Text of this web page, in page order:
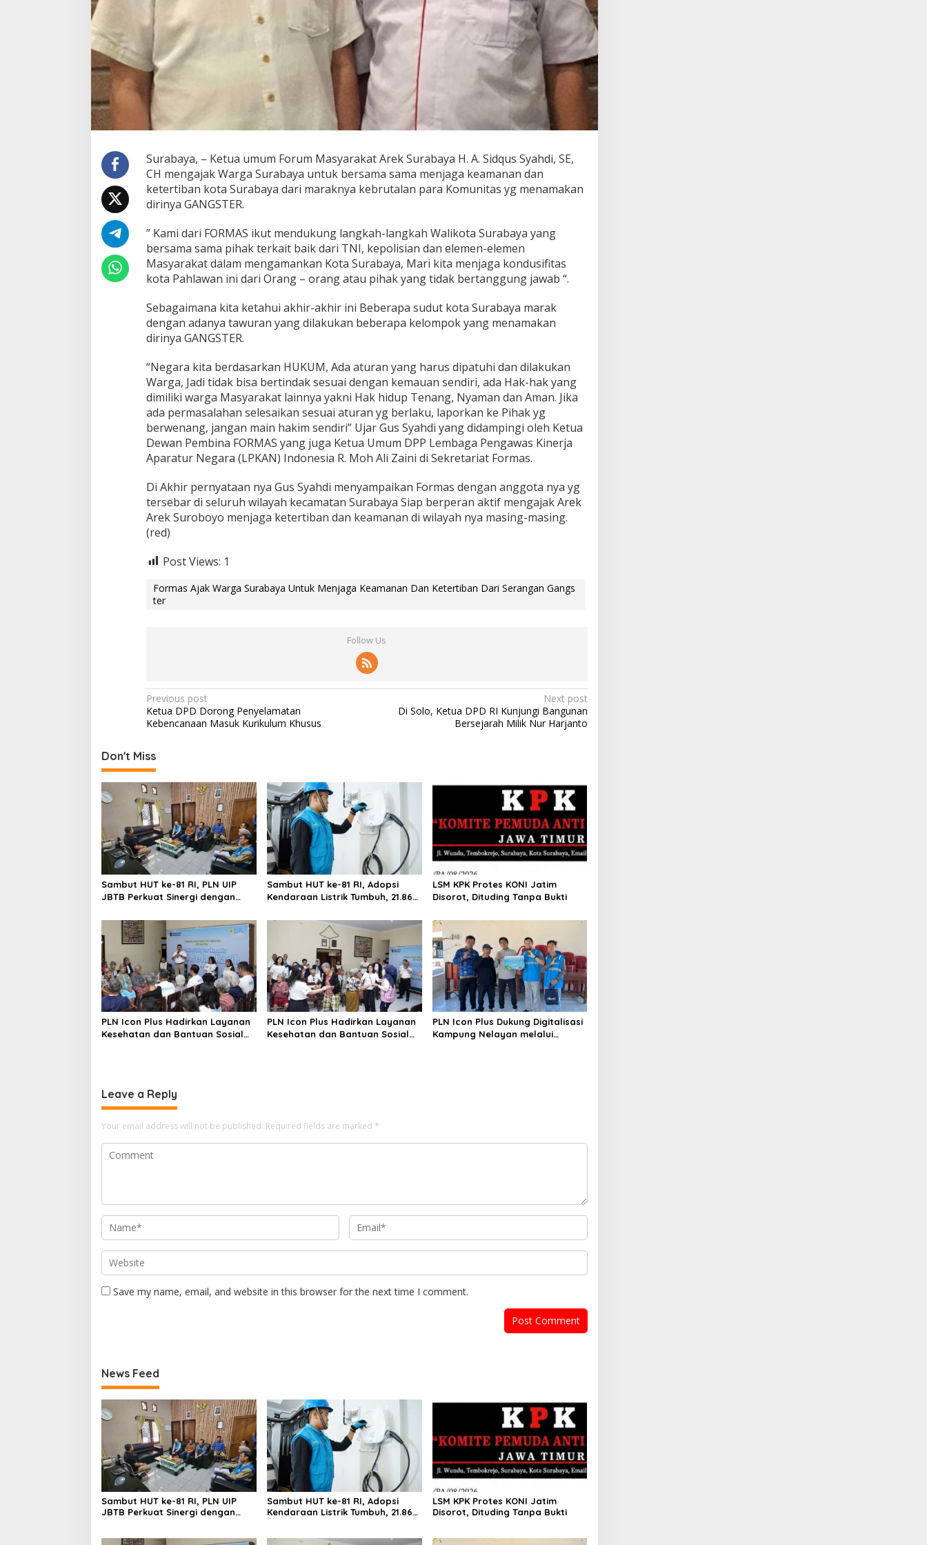
m
a
n
a
e
e
r
t
i
b
n
D
a
r
i
e
r
a
n
a
G
a
n
g
s
t
r
Surabaya, – Ketua umum Forum Masyarakat Arek Surabaya H. A. Sidqus Syahdi, SE,
CH mengajak Warga Surabaya untuk bersama sama menjaga keamanan dan
ketertiban kota Surabaya dari maraknya kebrutalan para Komunitas yg menamakan
dirinya GANGSTER.
” Kami dari FORMAS ikut mendukung langkah-langkah Walikota Surabaya yang
bersama sama pihak terkait baik dari TNI, kepolisian dan elemen-elemen
Masyarakat dalam mengamankan Kota Surabaya, Mari kita menjaga kondusifitas
kota Pahlawan ini dari Orang – orang atau pihak yang tidak bertanggung jawab “.
Sebagaimana kita ketahui akhir-akhir ini Beberapa sudut kota Surabaya marak
dengan adanya tawuran yang dilakukan beberapa kelompok yang menamakan
dirinya GANGSTER.
“Negara kita berdasarkan HUKUM, Ada aturan yang harus dipatuhi dan dilakukan
Warga, Jadi tidak bisa bertindak sesuai dengan kemauan sendiri, ada Hak-hak yang
dimiliki warga Masyarakat lainnya yakni Hak hidup Tenang, Nyaman dan Aman. Jika
ada permasalahan selesaikan sesuai aturan yg berlaku, laporkan ke Pihak yg
berwenang, jangan main hakim sendiri” Ujar Gus Syahdi yang didampingi oleh Ketua
Dewan Pembina FORMAS yang juga Ketua Umum DPP Lembaga Pengawas Kinerja
Aparatur Negara (LPKAN) Indonesia R. Moh Ali Zaini di Sekretariat Formas.
Di Akhir pernyataan nya Gus Syahdi menyampaikan Formas dengan anggota nya yg
tersebar di seluruh wilayah kecamatan Surabaya Siap berperan aktif mengajak Arek
Arek Suroboyo menjaga ketertiban dan keamanan di wilayah nya masing-masing.
(red)
Post Views: 1
Formas Ajak Warga Surabaya Untuk Menjaga Keamanan Dan Ketertiban Dari Serangan Gangs
ter
Follow Us
P
o
t
n
a
v
i
g
a
t
i
Previous post
Ketua DPD Dorong Penyelamatan
Kebencanaan Masuk Kurikulum Khusus
Next post
Di Solo, Ketua DPD RI Kunjungi Bangunan
Bersejarah Milik Nur Harjanto
Don't Miss
Sambut HUT ke-81 RI, PLN UIP
JBTB Perkuat Sinergi dengan
Sambut HUT ke-81 RI, Adopsi
Kendaraan Listrik Tumbuh, 21.865
Charging Services PLN
LSM KPK Protes KONI Jatim
Disorot, Dituding Tanpa Bukti
PLN Icon Plus Hadirkan Layanan
Kesehatan dan Bantuan Sosial
PLN Icon Plus Hadirkan Layanan
Kesehatan dan Bantuan Sosial
PLN Icon Plus Dukung Digitalisasi
Kampung Nelayan melalui
Leave a Reply
Your email address will not be published. Required fields are marked *
Save my name, email, and website in this browser for the next time I comment.
News Feed
Sambut HUT ke-81 RI, PLN UIP
JBTB Perkuat Sinergi dengan
Sambut HUT ke-81 RI, Adopsi
Kendaraan Listrik Tumbuh, 21.865
LSM KPK Protes KONI Jatim
Disorot, Dituding Tanpa Bukti